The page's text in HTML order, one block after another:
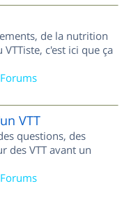
de la nutrition
c'est ici que ça
VTT
questions, des
des VTT avant un